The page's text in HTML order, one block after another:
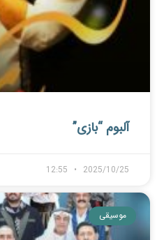
آلبوم “بازی”
2025/10/25
موسیقی